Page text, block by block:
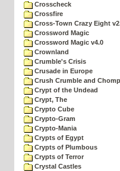
Crosscheck
Crossfire
Cross-Town Crazy Eight
Crossword Magic
Crossword Magic v4.0
Crownland
Crumble's Crisis
Crusade in Europe
Crush Crumble and Chomp
Crypt of the Undead
Crypt, The
Crypto Cube
Crypto-Gram
Crypto-Mania
Crypts of Egypt
Crypts of Plumbous
Crypts of Terror
Crystal Castles